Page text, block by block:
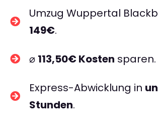
Umzug Wuppertal
149€.
⌀ 113,50€ Kosten sparen.
Express-Abwicklung in
Stunden.